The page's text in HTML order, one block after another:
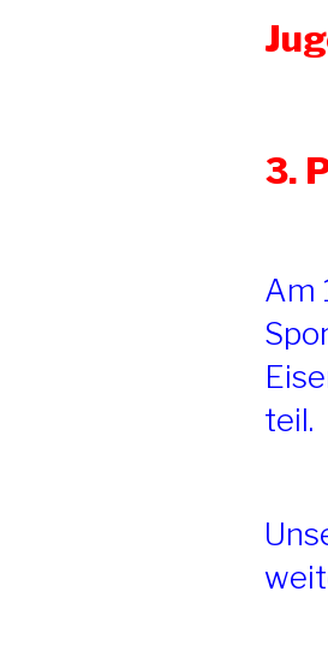
3.
Am
teil.